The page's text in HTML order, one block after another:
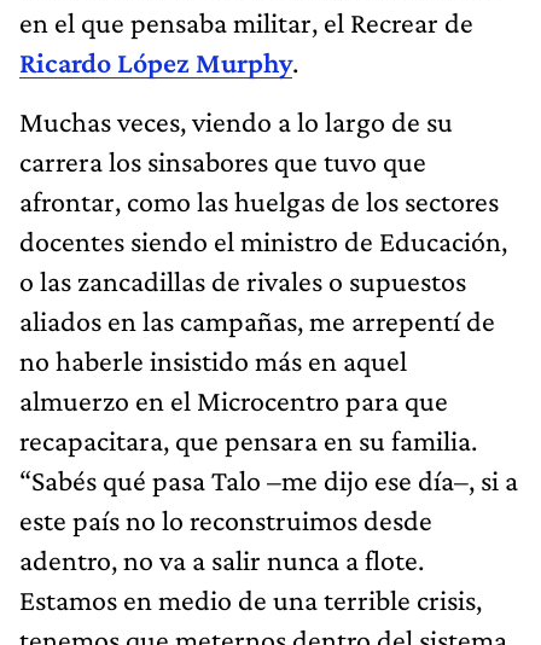
en el que pensaba militar, el Recrear de
Ricardo López Murphy.
Muchas veces, viendo a lo largo de su
carrera los sinsabores que tuvo que
afrontar, como las huelgas de los sectores
docentes siendo el ministro de Educación,
o las zancadillas de rivales o supuestos
aliados en las campañas, me arrepentí de
no haberle insistido más en aquel
almuerzo en el Microcentro para que
recapacitara, que pensara en su familia.
“Sabés qué pasa Talo –me dijo ese día–, si a
este país no lo reconstruimos desde
adentro, no va a salir nunca a flote.
Estamos en medio de una terrible crisis,